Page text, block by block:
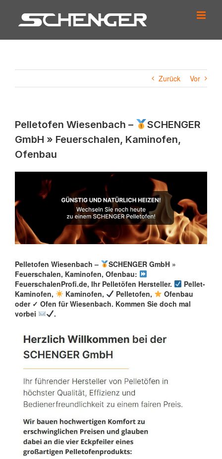
springen
Zurück Vor
Pelletofen Wiesenbach –
SCHENGER
GmbH » Feuerschalen, Kaminofen,
Ofenbau
Pelletofen Wiesenbach –
SCHENGER GmbH »
Feuerschalen, Kaminofen, Ofenbau:
FeuerschalenProfi.de, Ihr Pelletöfen Hersteller.
Pellet-
Kaminofen,
Kaminofen, Pelletofen,
Ofenbau
oder ✓ Ofen für Wiesenbach. Kommen Sie doch mal
vorbei
.